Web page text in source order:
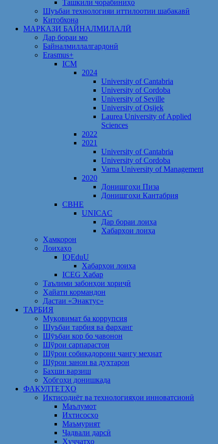
Ташкили чорабиниҳо
Шуъбаи технологияи иттилоотии шабакавӣ
Китобхона
МАРКАЗИ БАЙНАЛМИЛАЛӢ
Дар бораи мо
Байналмиллалгардонӣ
Erasmus+
ICM
2024
University of Cantabria
University of Cordoba
University of Seville
University of Osijek
Laurea University of Applied
Sciences
2022
2021
University of Cantabria
University of Cordoba
Varna University of Management
2020
Донишгоҳи Пиза
Донишгоҳи Кантабрия
CBHE
UNICAC
Дар бораи лоиҳа
Хабарҳои лоиҳа
Ҳамкорон
Лоихаҳо
IQEduU
Хабарҳои лоиҳа
ICEG Хабар
Таълими забонҳои хориҷӣ
Ҳайати кормандон
Дастаи «Энактус»
ТАРБИЯ
Муқовимат ба коррупсия
Шуъбаи тарбия ва фарҳанг
Шӯъбаи кор бо ҷавонон
Шўрои сарпарастон
Шўрои собиқадорони ҷангу меҳнат
Шӯрои занон ва духтарон
Бахши варзиш
Хобгоҳи донишкада
ФАКУЛТЕТҲО
Иқтисодиёт ва технологияҳои инноватсионӣ
Маълумот
Ихтисосҳо
Маъмурият
Ҷадвали дарсӣ
Ҳуҷҷатҳо